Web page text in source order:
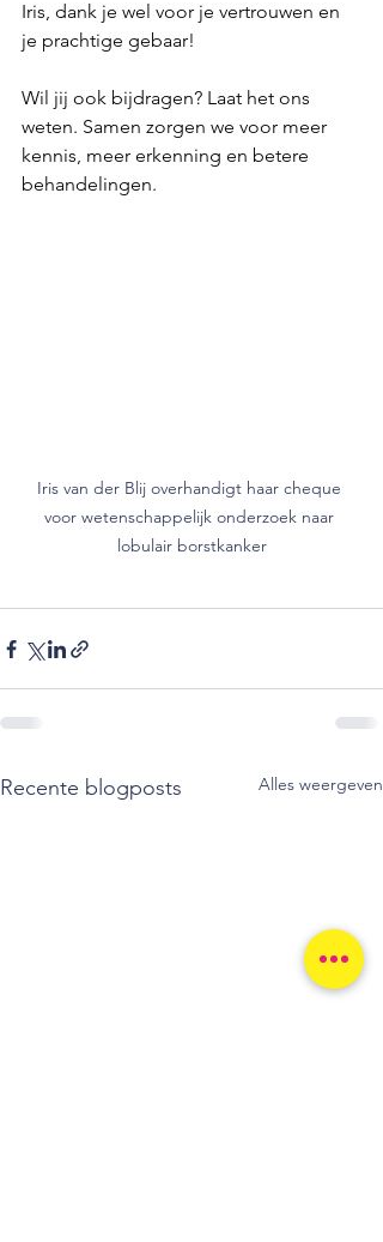
Iris, dank je wel voor je vertrouwen en
je prachtige gebaar!
Wil jij ook bijdragen? Laat het ons
weten. Samen zorgen we voor meer
kennis, meer erkenning en betere
behandelingen.
Iris van der Blij overhandigt haar cheque
voor wetenschappelijk onderzoek naar
lobulair borstkanker
Recente blogposts Alles weergeven